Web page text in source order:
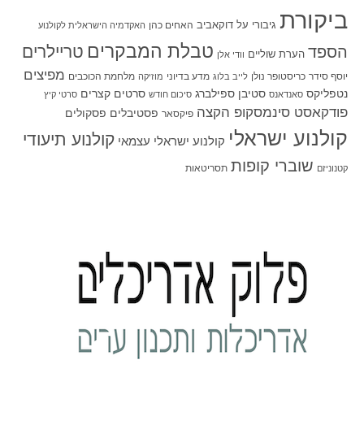
ביקורת גיבורי על דוקאביב האחים כהן האקדמיה הישראלית לקולנוע
הספד הערת שוליים וודי אלן טבלת המבקרים טריילרים
יוסף סידר כריסטופר נולן לייב בלוג מדע בדיוני מוזיקה מלחמת הכוכבים מפיצים
נטפליקס סאנדאנס סטיבן ספילברג סיכום חודש סרטים קצרים סרטי קיץ
פודקאסט סינמסקופ הקצה פיקסאר פסטיבלים פסקולים
קולנוע ישראלי קולנוע ישראלי עצמאי קולנוע תיעודי
קטנוניזם שוברי קופות תסריטאות